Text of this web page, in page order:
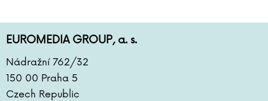
EUROMEDIA GROUP, a. s.
Nádražní 762/32
150 00 Praha 5
Czech Republic